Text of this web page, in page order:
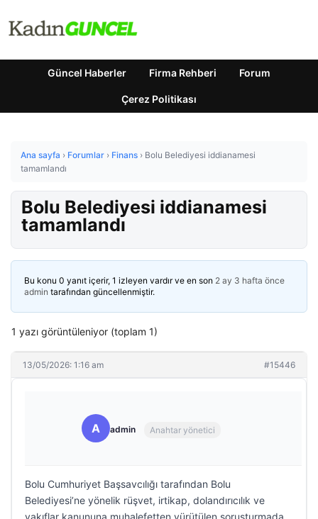
Güncel Haberler Firma Rehberi Forum
Çerez Politikası
Ana sayfa › Forumlar › Finans › Bolu Belediyesi iddianamesi
tamamlandı
Bolu Belediyesi iddianamesi
tamamlandı
Bu konu 0 yanıt içerir, 1 izleyen vardır ve en son 2 ay 3 hafta önce
admin tarafından güncellenmiştir.
1 yazı görüntüleniyor (toplam 1)
13/05/2026: 1:16 am #15446
A admin Anahtar yönetici
Bolu Cumhuriyet Başsavcılığı tarafından Bolu
Belediyesi’ne yönelik rüşvet, irtikap, dolandırıcılık ve
vakıflar kanununa muhalefetten yürütülen soruşturmada